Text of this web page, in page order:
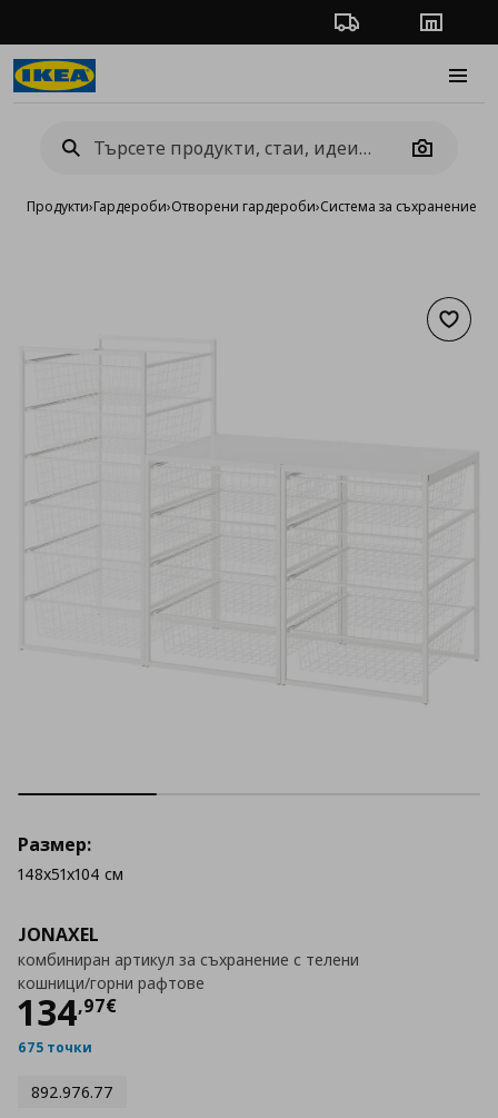
Проследяване на
Camera
Продукти›Гардероби›Отворени гардероби›Система за съхранение
JONAXEL
комбиниран артикул за съхранение с телени
кошници/горни рафтове
134,97€
Цена
675 точки
892.976.77
Размер:
148x51x104 см